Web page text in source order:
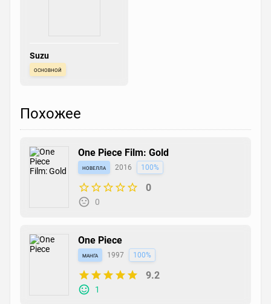
Suzu
основной
Похожее
One Piece Film: Gold
новелла 2016 100%
0
0
One Piece
манга 1997 100%
9.2
1